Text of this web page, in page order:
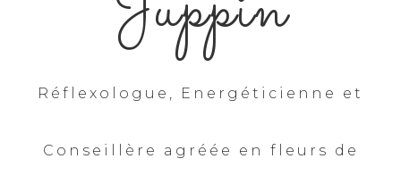
Réflexologue, Energéticienne et
Conseillère agréée en fleurs de